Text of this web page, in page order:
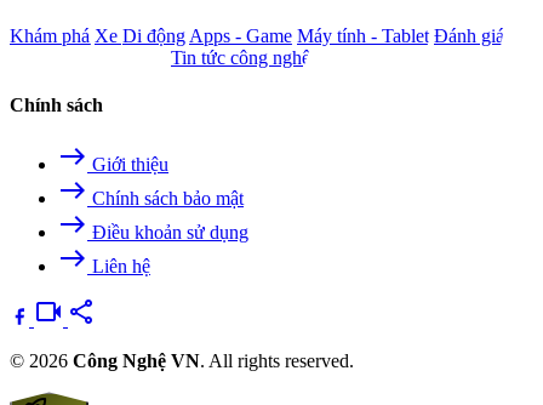
Khám phá Xe Di động Apps - Game Máy tính - Tablet Đánh giá
Tin tức công nghệ
Chính sách
east Giới thiệu
east Chính sách bảo mật
east Điều khoản sử dụng
east Liên hệ
videocam share
© 2026 Công Nghệ VN. All rights reserved.